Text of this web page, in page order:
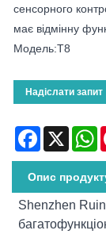
сенсорного
має відмінну
Модель:T8
Надіслати запит
Facebook
X
Опис
Shenzhen